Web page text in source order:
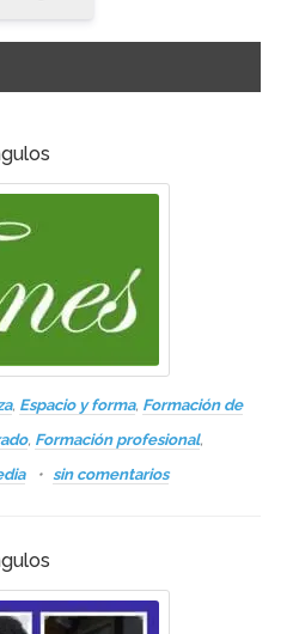
, Espacio y forma, Formación de
, Formación profesional,
sin comentarios